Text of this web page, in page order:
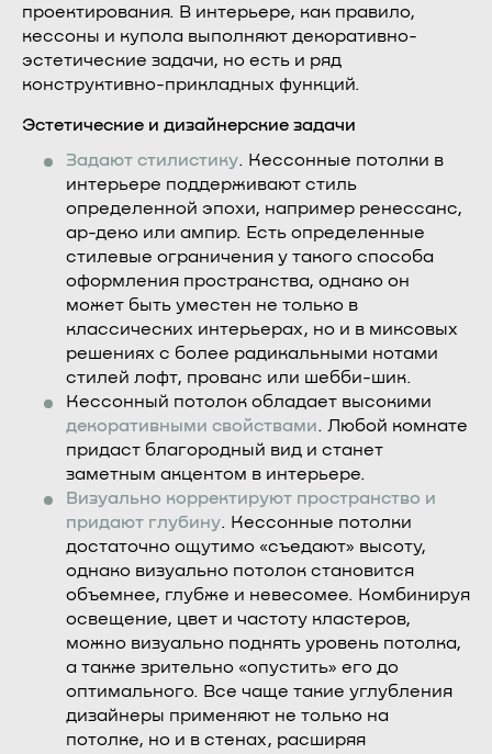
проектирования. В интерьере, как правило,
кессоны и купола выполняют декоративно-
эстетические задачи, но есть и ряд
конструктивно-прикладных функций.
Эстетические и дизайнерские задачи
Задают стилистику. Кессонные потолки в
интерьере поддерживают стиль
определенной эпохи, например ренессанс,
ар-деко или ампир. Есть определенные
стилевые ограничения у такого способа
оформления пространства, однако он
может быть уместен не только в
классических интерьерах, но и в миксовых
решениях с более радикальными нотами
стилей лофт, прованс или шебби-шик.
Кессонный потолок обладает высокими
декоративными свойствами. Любой комнате
придаст благородный вид и станет
заметным акцентом в интерьере.
Визуально корректируют пространство и
придают глубину. Кессонные потолки
достаточно ощутимо «съедают» высоту,
однако визуально потолок становится
объемнее, глубже и невесомее. Комбинируя
освещение, цвет и частоту кластеров,
можно визуально поднять уровень потолка,
а также зрительно «опустить» его до
оптимального. Все чаще такие углубления
дизайнеры применяют не только на
потолке, но и в стенах, расширяя